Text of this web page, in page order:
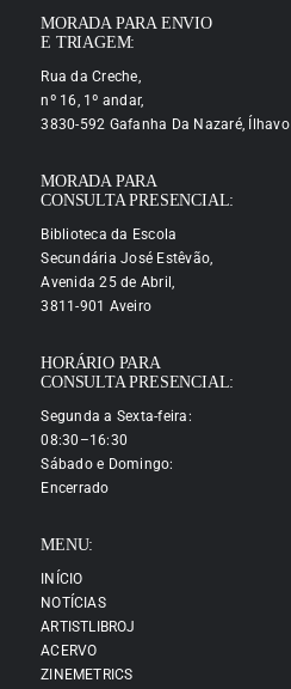
MORADA PARA ENVIO
E TRIAGEM:
Rua da Creche,
nº 16, 1º andar,
3830-592 Gafanha Da Nazaré, Ílhavo
MORADA PARA
CONSULTA PRESENCIAL:
Biblioteca da Escola
Secundária José Estêvão,
Avenida 25 de Abril,
3811-901 Aveiro
HORÁRIO PARA
CONSULTA PRESENCIAL:
Segunda a Sexta-feira:
08:30–16:30
Sábado e Domingo:
Encerrado
MENU:
INÍCIO
NOTÍCIAS
ARTISTLIBROJ
ACERVO
ZINEMETRICS